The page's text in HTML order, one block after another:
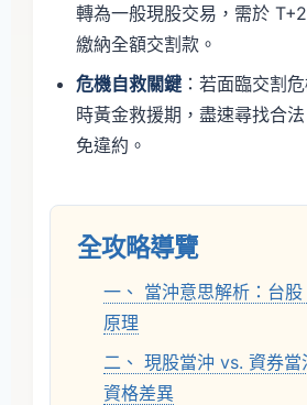
轉為一般現股交易，需於
繳納全額交割款。
危機自救關鍵 ：若面臨交割
時黃金救援期，盡速尋找合
免違約。
全攻略導覽
一、 當沖意思解析：台
原理
二、 現股當沖 vs. 資券當
資格差異